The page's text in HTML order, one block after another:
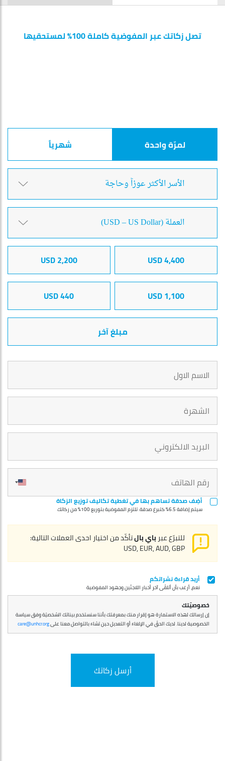
تصل زكاتك عبر المفوضية كاملة 100% لمستحقيها
لمرّة واحدة شهرياً
United
States
أضِف صدقة تساهم بها في تغطية تكاليف توزيع الزكاة
سيتم إضافة 6.5% كتبرع صدقة. تلتزم المفوضية بتوزيع 100% من زكاتك
للتبرّع عبر باي بالتأكّد من اختيار احدى العملات التالية:
USD, EUR, AUD, GBP
أريد قراءة نشراتكم
نعم، أرغب بأن أتلقّى آخر أخبار اللاجئين وجهود المفوضية
خصوصيّتك
إن إرسالك لهذه الاستمارة هو إقرار منك بمعرفتك بأننا سنستخدم بيناتك الشخصيّة وفق سياسة
الخصوصية لدينا. لديك الحقّ في الإلغاء أو التعديل حين تشاء بالتواصل معنا علىcare@unhcr.org
أرسل زكاتك